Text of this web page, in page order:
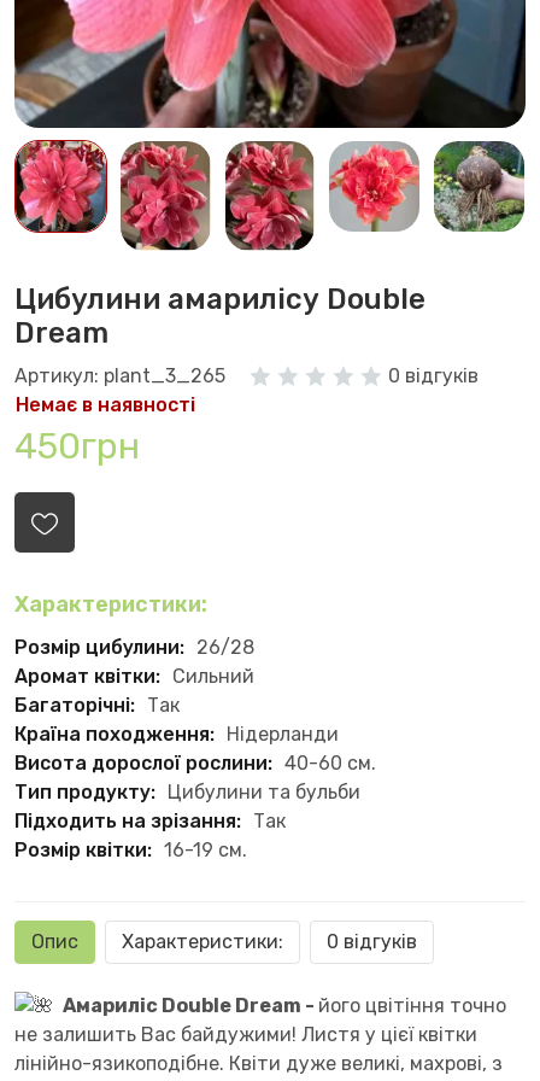
Цибулини амарилісу Double
Dream
Артикул: plant_3_265
0 відгуків
Немає в наявності
450грн
Характеристики:
Розмір цибулини: 26/28
Аромат квітки: Сильний
Багаторічні: Так
Країна походження: Нідерланди
Висота дорослої рослини: 40-60 см.
Тип продукту: Цибулини та бульби
Підходить на зрізання: Так
Розмір квітки: 16-19 см.
Опис Характеристики: 0 відгуків
Амариліс Double Dream - його цвітіння точно
не залишить Вас байдужими! Листя у цієї квітки
лінійно-язикоподібне. Квіти дуже великі, махрові, з